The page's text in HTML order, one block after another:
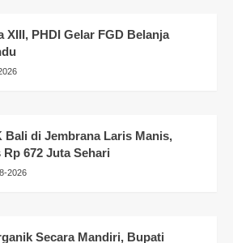
XIII, PHDI Gelar FGD Belanja
Bali di Jembrana Laris Manis,
672 Juta Sehari
2026
Secara Mandiri, Bupati